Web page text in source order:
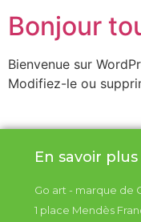
Bonjour
Bienvenue sur
Modifiez-le ou
En savoir plus
Go art - marque de
1 place Mendès